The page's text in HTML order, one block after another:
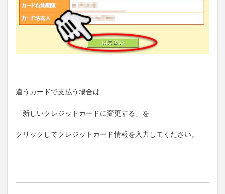
違うカードで支払う場合は
「新しいクレジットカードに変更する」を
クリックしてクレジットカード情報を入力してください。